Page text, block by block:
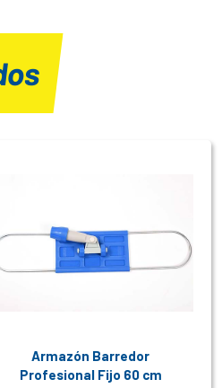
Armazón Barredor
Profesional Fijo 60 cm